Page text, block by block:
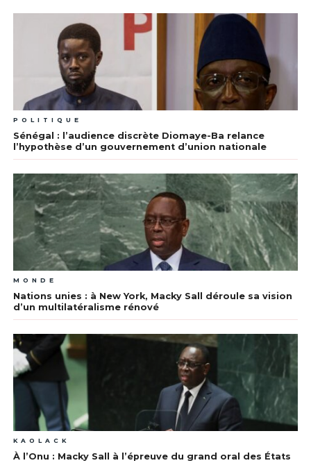
POLITIQUE
Sénégal : l’audience discrète Diomaye-Ba relance
l’hypothèse d’un gouvernement d’union nationale
MONDE
Nations unies : à New York, Macky Sall déroule sa vision
d’un multilatéralisme rénové
KAOLACK
À l’Onu : Macky Sall à l’épreuve du grand oral des États